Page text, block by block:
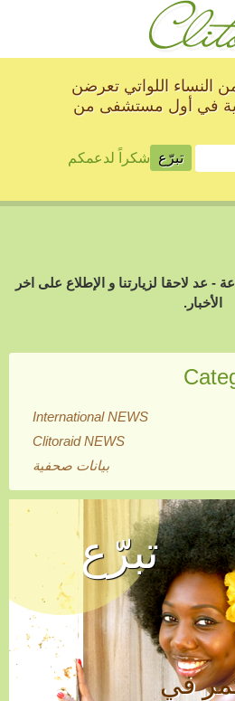
النساء اللواتي تعرضن
في أول مستشفى من
شكراً لدعمكم
- عد لاحقا لزيارتنا و الإطلاع على اخر
الأخبار.
International NEWS
Clitoraid NEWS
بيانات صحفية
تبرّع
في